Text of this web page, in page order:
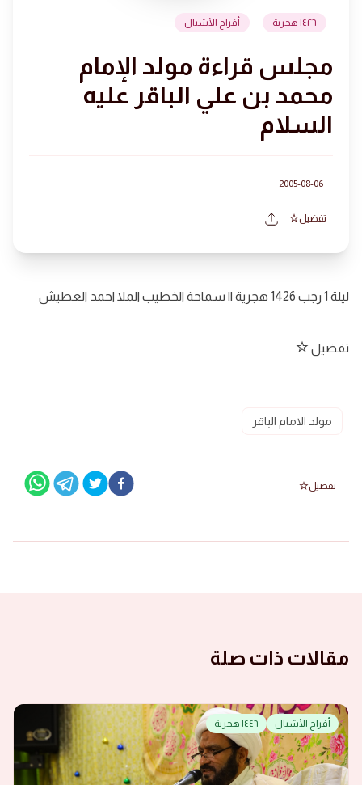
١٤٢٦ هجرية أفراح الأشبال
مجلس قراءة مولد الإمام
محمد بن علي الباقر عليه
السلام
2005-08-06
تفضيل
ليلة 1 رجب 1426 هجرية || سماحة الخطيب الملا احمد العطيش
تفضيل
مولد الامام الباقر
تفضيل
مقالات ذات صلة
أفراح الأشبال ١٤٤٦ هجرية